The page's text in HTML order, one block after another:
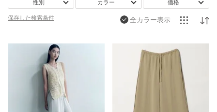
性別 カラー 価格
保存した検索条件 全カラー表示